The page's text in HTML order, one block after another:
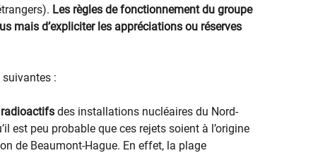
Les règles de fonctionnement du groupe
mais d’expliciter les appréciations ou réserves
suivantes :
radioactifs des installations nucléaires du Nord-
est peu probable que ces rejets soient à l’origine
de Beaumont-Hague. En effet, la plage